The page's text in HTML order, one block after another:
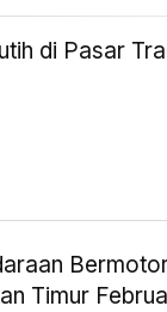
di Pasar
Timur